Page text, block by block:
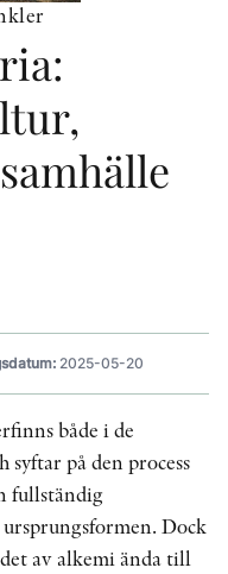
KONTAKT
2025-05-20
både i de
syftar på den process
fullständig
Dock
av alkemi ända till